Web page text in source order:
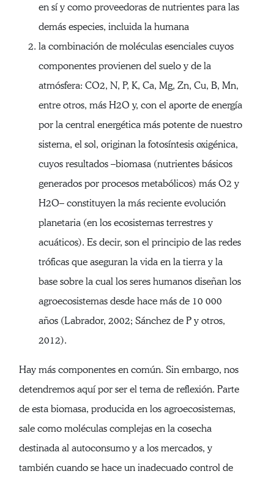
en sí y como proveedoras de nutrientes para las
demás especies, incluida la humana
la combinación de moléculas esenciales cuyos
componentes provienen del suelo y de la
atmósfera: CO2, N, P, K, Ca, Mg, Zn, Cu, B, Mn,
entre otros, más H2O y, con el aporte de energía
por la central energética más potente de nuestro
sistema, el sol, originan la fotosíntesis oxigénica,
cuyos resultados –biomasa (nutrientes básicos
generados por procesos metabólicos) más O2 y
H2O– constituyen la más reciente evolución
planetaria (en los ecosistemas terrestres y
acuáticos). Es decir, son el principio de las redes
tróficas que aseguran la vida en la tierra y la
base sobre la cual los seres humanos diseñan los
agroecosistemas desde hace más de 10 000
años (Labrador, 2002; Sánchez de P y otros,
2012).
Hay más componentes en común. Sin embargo, nos
detendremos aquí por ser el tema de reflexión. Parte
de esta biomasa, producida en los agroecosistemas,
sale como moléculas complejas en la cosecha
destinada al autoconsumo y a los mercados, y
también cuando se hace un inadecuado control de